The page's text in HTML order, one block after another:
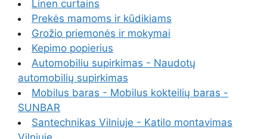
Linen curtains
Prekės mamoms ir kūdikiams
Grožio priemonės ir mokymai
Kepimo popierius
Automobiliu supirkimas - Naudotų
automobilių supirkimas
Mobilus baras - Mobilus kokteilių baras -
SUNBAR
Santechnikas Vilniuje - Katilo montavimas